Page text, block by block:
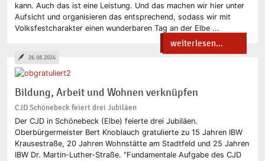
kann. Auch das ist eine Leistung. Und das machen wir hier unter
Aufsicht und organisieren das entsprechend, sodass wir mit
Volksfestcharakter einen wunderbaren Tag an der Elbe ...
weiterlesen...
Bildung, Arbeit und Wohnen verknüpfen
CJD Schönebeck feiert drei Jubiläen
Der CJD in Schönebeck (Elbe) feierte drei Jubiläen.
Oberbürgermeister Bert Knoblauch gratulierte zu 15 Jahren IBW
Krausestraße, 20 Jahren Wohnstätte am Stadtfeld und 25 Jahren
IBW Dr. Martin-Luther-Straße. "Fundamentale Aufgabe des CJD
26.08.2024